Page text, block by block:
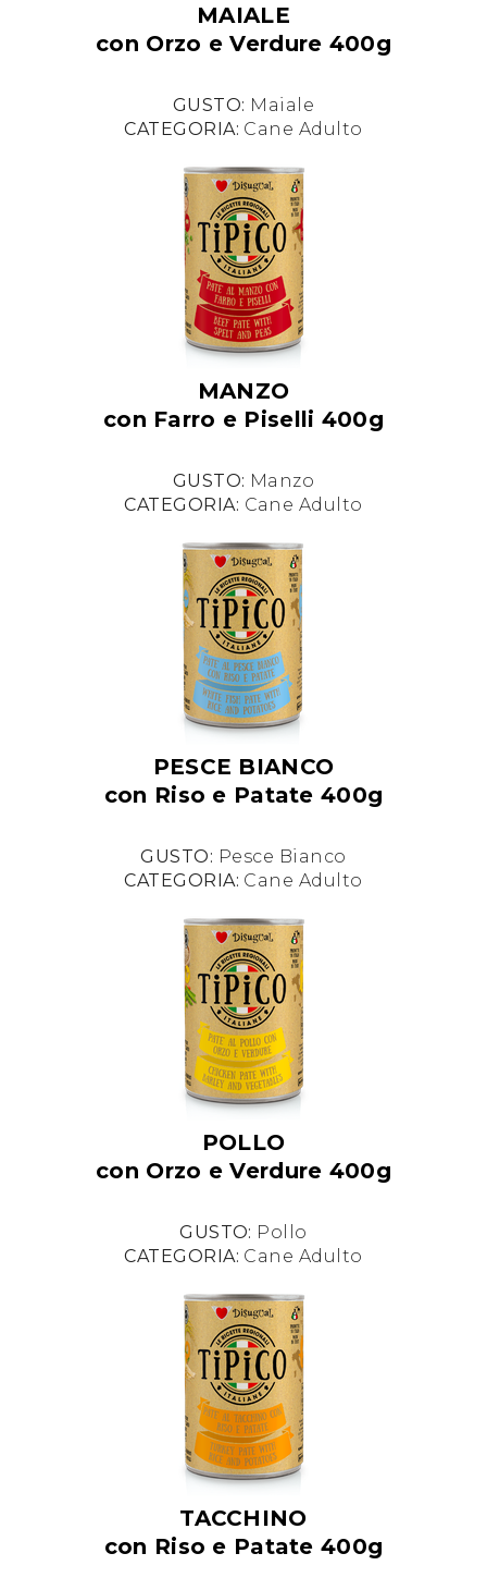
MAIALE
con Orzo e Verdure 400g
GUSTO: Maiale
CATEGORIA: Cane Adulto
MANZO
con Farro e Piselli 400g
GUSTO: Manzo
CATEGORIA: Cane Adulto
PESCE BIANCO
con Riso e Patate 400g
GUSTO: Pesce Bianco
CATEGORIA: Cane Adulto
POLLO
con Orzo e Verdure 400g
GUSTO: Pollo
CATEGORIA: Cane Adulto
TACCHINO
con Riso e Patate 400g